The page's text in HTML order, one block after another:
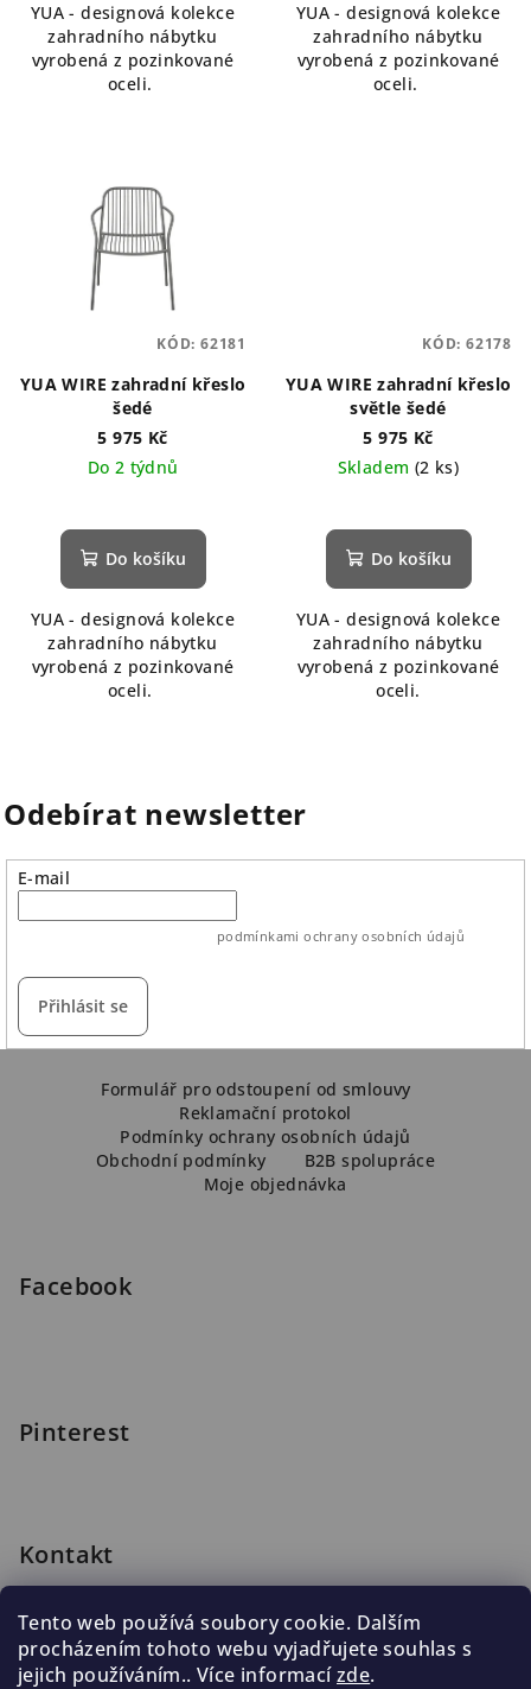
Tento web používá soubory cookie. Dalším
procházením tohoto webu vyjadřujete souhlas s
jejich používáním.. Více informacízde.
YUA - designová kolekce
zahradního nábytku
vyrobená z pozinkované
oceli.
YUA - designová kolekce
zahradního nábytku
vyrobená z pozinkované
oceli.
YUA WIRE zahradní křeslo
šedé
5 975 Kč
Do 2 týdnů
Do košíku
YUA - designová kolekce
zahradního nábytku
vyrobená z pozinkované
oceli.
KÓD: 62181
YUA WIRE zahradní křeslo
světle šedé
5 975 Kč
Skladem (2 ks)
Do košíku
YUA - designová kolekce
zahradního nábytku
vyrobená z pozinkované
oceli.
KÓD: 62178
Odebírat newsletter
E-mail
podmínkami ochrany osobních údajů
Přihlásit se
Formulář pro odstoupení od smlouvy
Reklamační protokol
Podmínky ochrany osobních údajů
Obchodní podmínky
B2B spolupráce
Moje objednávka
Facebook
Pinterest
Kontakt
222 316 990
776 019 998, 602 537 625